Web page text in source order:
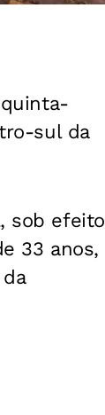
sul da
sob efeito
33 anos,